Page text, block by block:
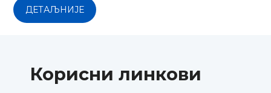
ДЕТАЉНИЈЕ
Корисни линкови